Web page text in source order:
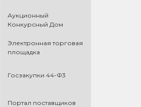
Аукционный
Конкурсный Дом
Электронная торговая
площадка
Госзакупки 44-Ф3
Портал поставщиков